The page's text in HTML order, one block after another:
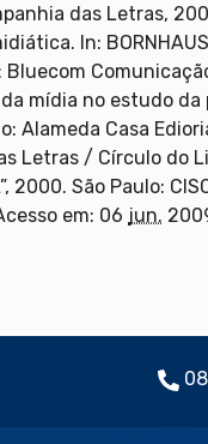
das Letras,
In:
: Bluecom
mídia no estudo
Alameda Casa
Letras / Círculo do
2000. São Paulo:
em: 06 jun.